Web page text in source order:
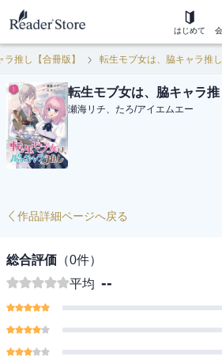
はじめて
推し【合冊版】 転生モブ女は、脇キャラ推
転生モブ女は、脇キャラ
瀬海リチ、たろ/アイエムエー
作品詳細ページへ戻る
総合評価 （0件）
平均 --